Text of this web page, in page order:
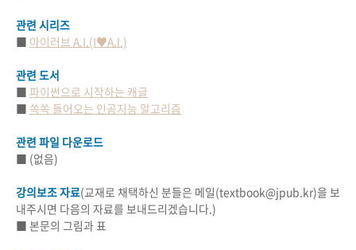
관련 시리즈
■ 아이러브 A.I.(I♥A.I.)
관련 도서
■ 파이썬으로 시작하는 캐글
■ 쏙쏙 들어오는 인공지능 알고리즘
관련 파일 다운로드
■ (없음)
강의보조 자료(교재로 채택하신 분들은 메일(textbook@jpub.kr)을 보
내주시면 다음의 자료를 보내드리겠습니다.)
■ 본문의 그림과 표